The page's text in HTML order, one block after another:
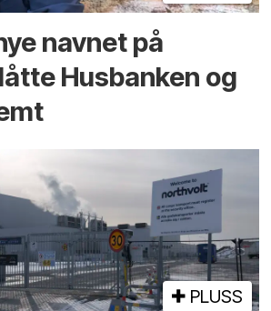
navnet på
Husbanken og
PLUSS